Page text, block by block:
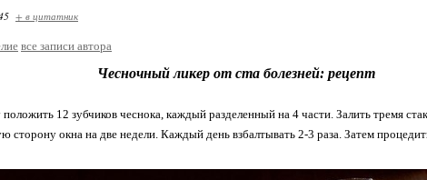
+ в цитатник
все записи автора
Чесночный ликер от ста болезней: рецепт
12 зубчиков чеснока, каждый разделенный на 4 части. Залить тремя
сторону окна на две недели. Каждый день взбалтывать 2-3 раза. Затем